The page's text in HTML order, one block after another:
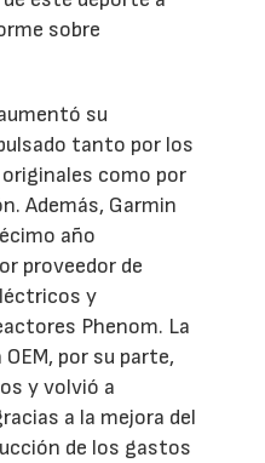
sobre
su
tanto por los
como por
Además, Garmin
año
proveedor de
y
Phenom. La
por su parte,
y volvió a
a la mejora del
de los gastos